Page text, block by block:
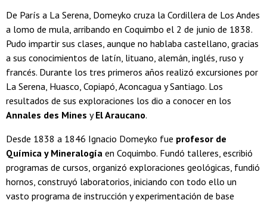
De París a La Serena, Domeyko cruza la Cordillera de Los Andes
a lomo de mula, arribando en Coquimbo el 2 de junio de 1838.
Pudo impartir sus clases, aunque no hablaba castellano, gracias
a sus conocimientos de latín, lituano, alemán, inglés, ruso y
francés. Durante los tres primeros años realizó excursiones por
La Serena, Huasco, Copiapó, Aconcagua y Santiago. Los
resultados de sus exploraciones los dio a conocer en los
Annales des Mines yEl Araucano.
Desde 1838 a 1846 Ignacio Domeyko fue profesor de
Química y Mineralogía en Coquimbo. Fundó talleres, escribió
programas de cursos, organizó exploraciones geológicas, fundió
hornos, construyó laboratorios, iniciando con todo ello un
vasto programa de instrucción y experimentación de base